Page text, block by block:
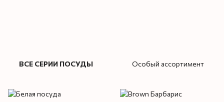
ВСЕ СЕРИИ ПОСУДЫ Особый ассортимент